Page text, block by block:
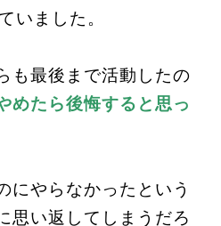
いました。
も最後まで活動したの
めたら後悔すると思っ
にやらなかったという
思い返してしまうだろ